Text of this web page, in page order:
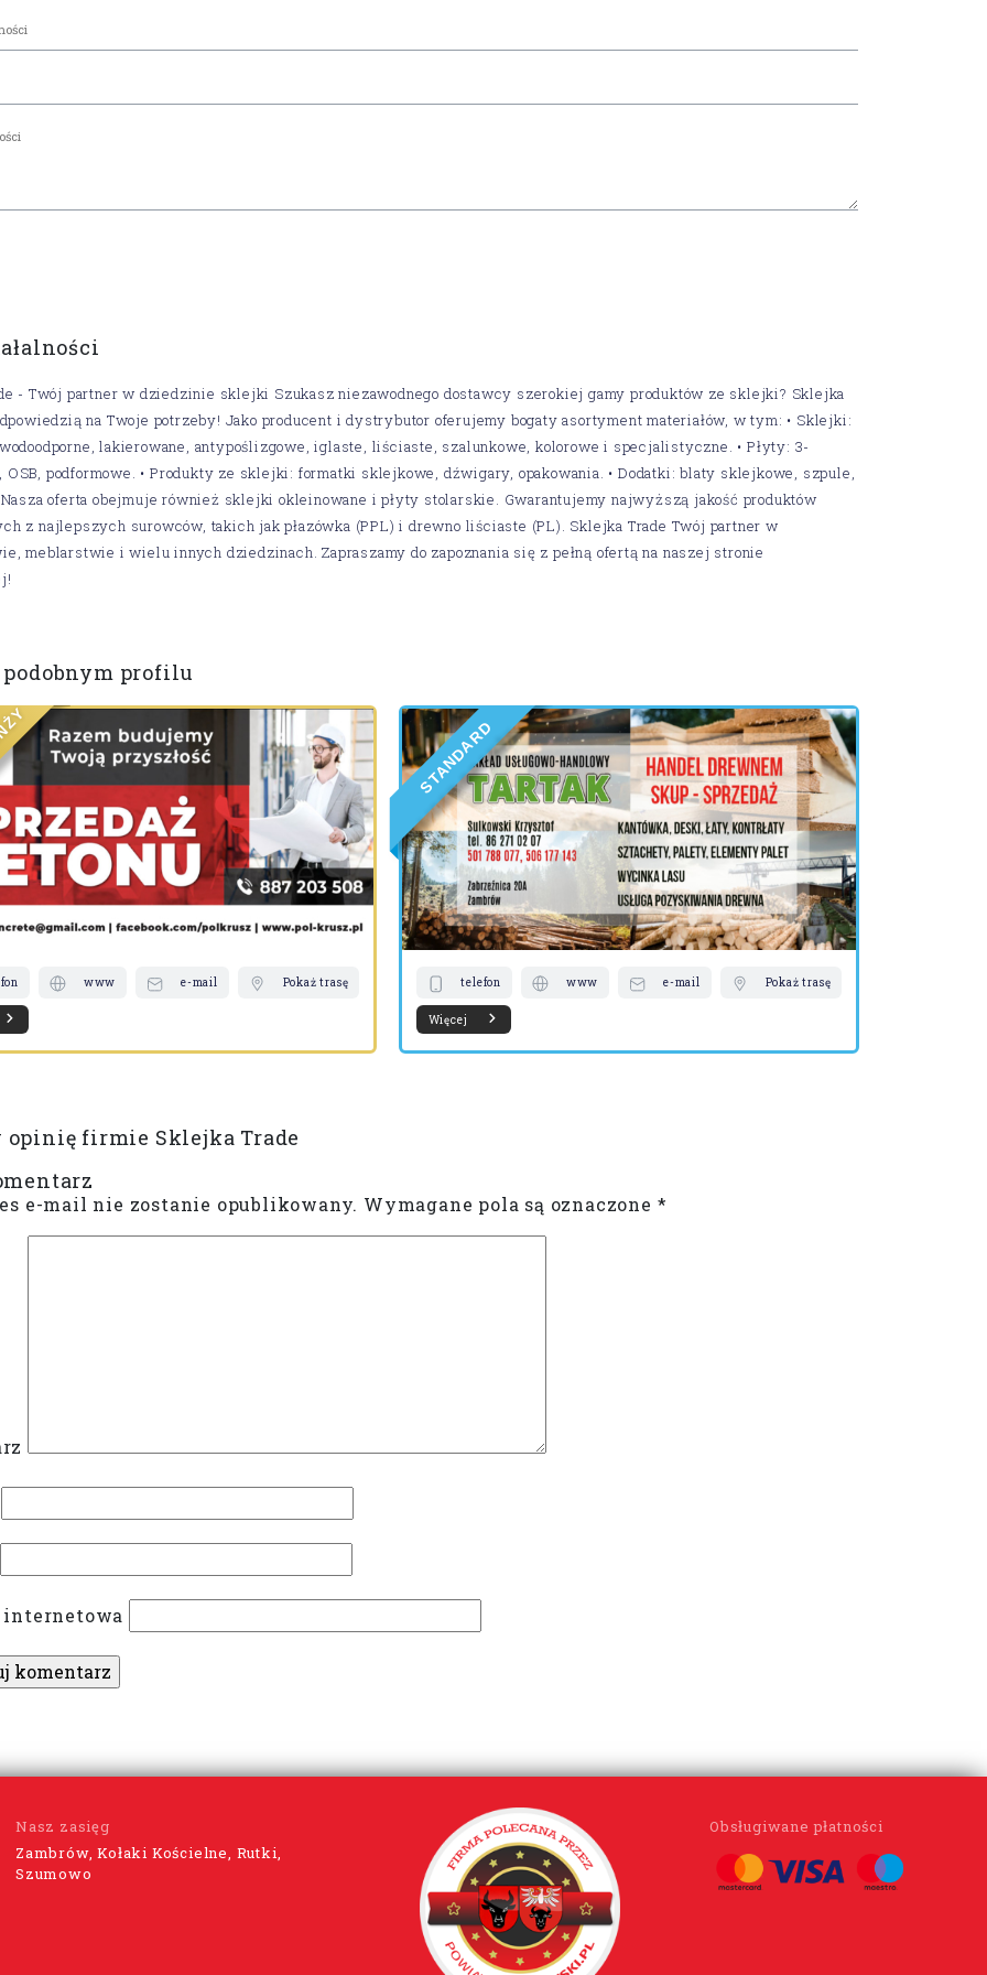
- Twój partner w dziedzinie sklejki Szukasz niezawodnego dostawcy szerokiej gamy produktów ze sklejki? Sklejka
na Twoje potrzeby! Jako producent i dystrybutor oferujemy bogaty asortyment materiałów, w tym: • Sklejki:
lakierowane, antypoślizgowe, iglaste, liściaste, szalunkowe, kolorowe i specjalistyczne. • Płyty: 3-
podformowe. • Produkty ze sklejki: formatki sklejkowe, dźwigary, opakowania. • Dodatki: blaty sklejkowe, szpule,
oferta obejmuje również sklejki okleinowane i płyty stolarskie. Gwarantujemy najwyższą jakość produktów
z najlepszych surowców, takich jak płazówka (PPL) i drewno liściaste (PL). Sklejka Trade Twój partner w
meblarstwie i wielu innych dziedzinach. Zapraszamy do zapoznania się z pełną ofertą na naszej stronie
profilu
Ż
Y
www e-mail Pokaż trasę
S
T
ANDAR
D
telefon www e-mail Pokaż trasę
Więcej
opinię firmie Sklejka Trade
e-mail nie zostanie opublikowany. Wymagane pola są oznaczone *
Nasz zasięg
Zambrów, Kołaki Kościelne, Rutki,
Szumowo
Obsługiwane płatności